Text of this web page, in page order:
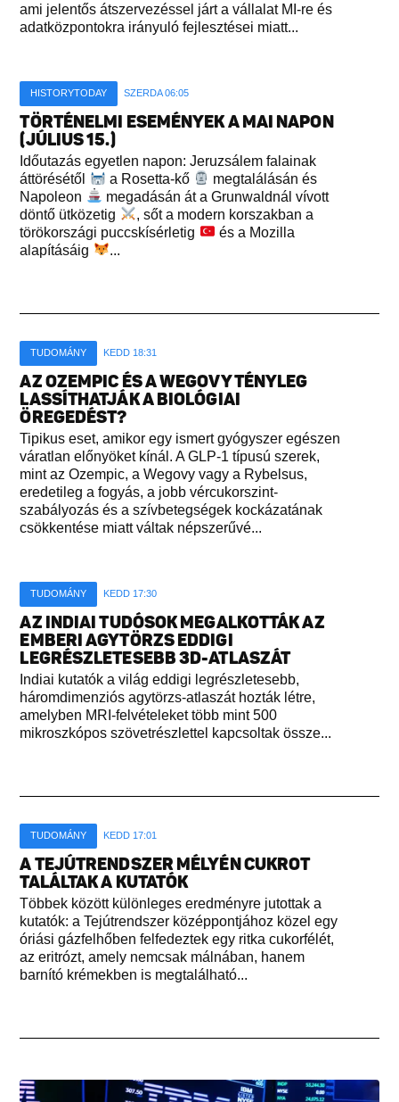
ami jelentős átszervezéssel járt a vállalat MI-re és
adatközpontokra irányuló fejlesztései miatt...
HISTORYTODAY SZERDA 06:05
TÖRTÉNELMI ESEMÉNYEK A MAI NAPON
(JÚLIUS 15.)
Időutazás egyetlen napon: Jeruzsálem falainak
áttörésétől
a Rosetta-kő
megtalálásán és
Napoleon
megadásán át a Grunwaldnál vívott
döntő ütközetig
, sőt a modern korszakban a
törökországi puccskísérletig
és a Mozilla
alapításáig
...
TUDOMÁNY KEDD 18:31
AZ OZEMPIC ÉS A WEGOVY TÉNYLEG
LASSÍTHATJÁK A BIOLÓGIAI
ÖREGEDÉST?
Tipikus eset, amikor egy ismert gyógyszer egészen
váratlan előnyöket kínál. A GLP-1 típusú szerek,
mint az Ozempic, a Wegovy vagy a Rybelsus,
eredetileg a fogyás, a jobb vércukorszint-
szabályozás és a szívbetegségek kockázatának
csökkentése miatt váltak népszerűvé...
TUDOMÁNY KEDD 17:30
AZ INDIAI TUDÓSOK MEGALKOTTÁK AZ
EMBERI AGYTÖRZS EDDIGI
LEGRÉSZLETESEBB 3D-ATLASZÁT
Indiai kutatók a világ eddigi legrészletesebb,
háromdimenziós agytörzs-atlaszát hozták létre,
amelyben MRI-felvételeket több mint 500
mikroszkópos szövetrészlettel kapcsoltak össze...
TUDOMÁNY KEDD 17:01
A TEJÚTRENDSZER MÉLYÉN CUKROT
TALÁLTAK A KUTATÓK
Többek között különleges eredményre jutottak a
kutatók: a Tejútrendszer középpontjához közel egy
óriási gázfelhőben felfedeztek egy ritka cukorfélét,
az eritrózt, amely nemcsak málnában, hanem
barnító krémekben is megtalálható...